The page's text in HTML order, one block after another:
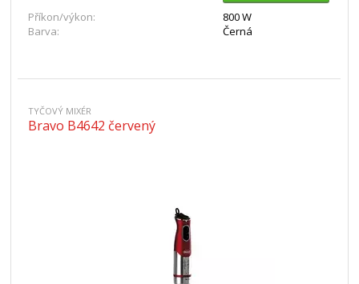
Příkon/výkon:
800 W
Barva:
Černá
TYČOVÝ MIXÉR
Bravo B4642 červený